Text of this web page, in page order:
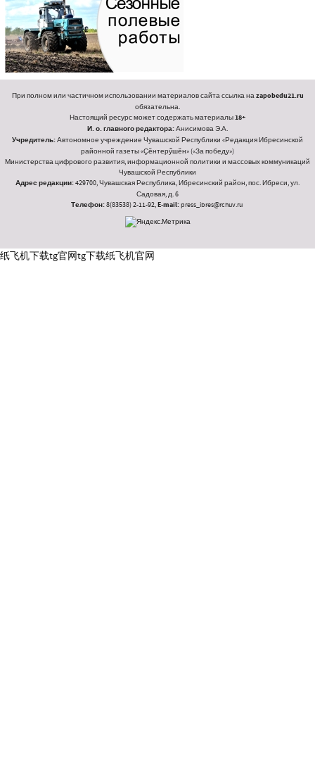
При полном или частичном использовании материалов сайта ссылка наzapobedu21.ru
обязательна.
Настоящий ресурс может содержать материалы18+
И. о. главного редактора:Анисимова Э.А.
Учредитель:Автономное учреждение Чувашской Республики «Редакция Ибресинской
районной газеты «Ҫӗнтерӳшӗн» («За победу»)
Министерства цифрового развития, информационной политики и массовых коммуникаций
Чувашской Республики
Адрес редакции:429700, Чувашская Республика, Ибресинский район, пос. Ибреси, ул.
Садовая, д. 6
Телефон:8(83538) 2-11-92,E-mail:press_ibres@rchuv.ru
纸飞机下载tg官网tg下载纸飞机官网